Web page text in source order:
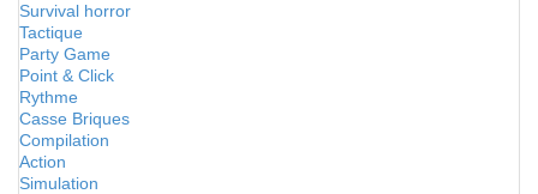
Survival horror
Tactique
Party Game
Point & Click
Rythme
Casse Briques
Compilation
Action
Simulation